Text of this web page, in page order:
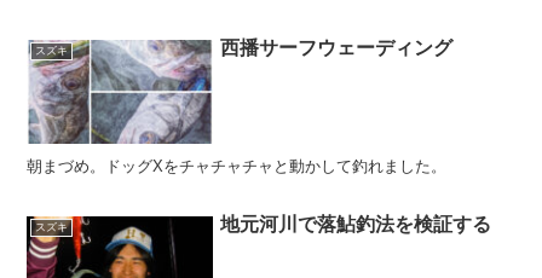
スズキ 西播サーフウェーディング
朝まづめ。ドッグXをチャチャチャと動かして釣れました。
スズキ 地元河川で落鮎釣法を検証する